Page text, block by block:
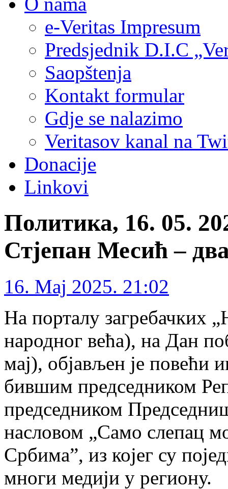
e-Veritas Impresum
Predsjednik D.I.C
Saopštenja
Kontakt formular
Gdje se nalazimo
Veritasov kanal na
Donacije
Linkovi
Политика, 16. 05.
Стјепан Месић –
16. Maj 2025. 21:02
На порталу загребачких
народног већа), на Дан
мај), објављен је повећи
бившим председником
председником
насловом „Само слепац
Србима”, из којег су
многи медији у региону.